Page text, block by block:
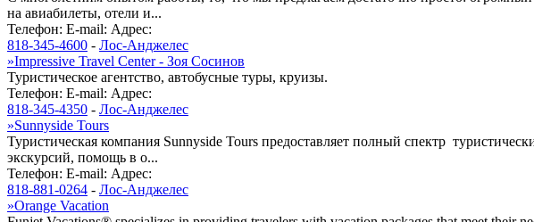
на авиабилеты, отели и...
Телефон: E-mail: Адрес:
818-345-4600 - Лос-Анджелес
»Impressive Travel Center - Зоя Сосинов
Туристическое агентство, автобусные туры, круизы.
Телефон: E-mail: Адрес:
818-345-4350 - Лос-Анджелес
»Sunnyside Tours
Туристическая компания Sunnyside Tours предоставляет полный спектр
экскурсий, помощь в о...
Телефон: E-mail: Адрес:
818-881-0264 - Лос-Анджелес
»Orange Vacation